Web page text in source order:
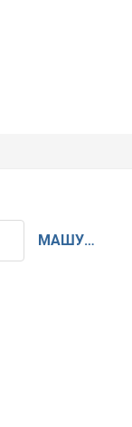
МАШУК-КМВ ПЯТИГОРСК